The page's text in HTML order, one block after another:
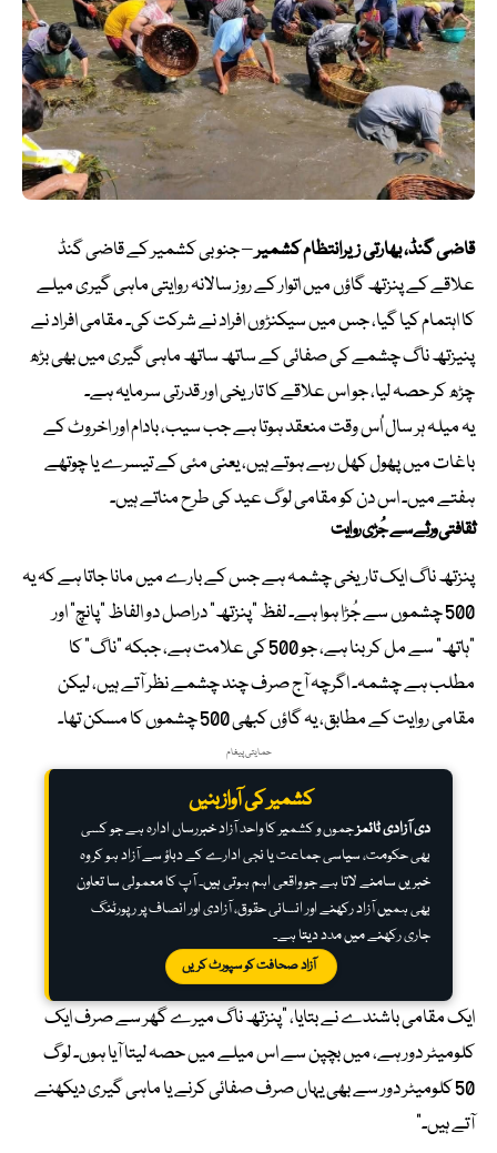
قاضی گنڈ، بھارتی زیرانتظام کشمیر– جنوبی کشمیر کے قاضی گنڈ
علاقے کے پنزتھ گاؤں میں اتوار کے روز سالانہ روایتی ماہی گیری میلے
کا اہتمام کیا گیا، جس میں سیکنڑوں افراد نے شرکت کی۔ مقامی افراد نے
پنیزتھ ناگ چشمے کی صفائی کے ساتھ ساتھ ماہی گیری میں بھی بڑھ
چڑھ کر حصہ لیا، جو اس علاقے کا تاریخی اور قدرتی سرمایہ ہے۔
یہ میلہ ہر سال اُس وقت منعقد ہوتا ہے جب سیب، بادام اور اخروٹ کے
باغات میں پھول کھل رہے ہوتے ہیں، یعنی مئی کے تیسرے یا چوتھے
ہفتے میں۔ اس دن کو مقامی لوگ عید کی طرح مناتے ہیں۔
ثقافتی ورثے سے جُڑی روایت
پنزتھ ناگ ایک تاریخی چشمہ ہے جس کے بارے میں مانا جاتا ہے کہ یہ
500 چشموں سے جُڑا ہوا ہے۔ لفظ “پنزتھ” دراصل دو الفاظ “پانچ” اور
“ہاتھ” سے مل کر بنا ہے، جو 500 کی علامت ہے، جبکہ “ناگ” کا
مطلب ہے چشمہ۔ اگرچہ آج صرف چند چشمے نظر آتے ہیں، لیکن
مقامی روایت کے مطابق، یہ گاؤں کبھی 500 چشموں کا مسکن تھا۔
حمایتی پیغام
کشمیر کی آواز بنیں
دی آزادی ٹائمزجموں و کشمیر کا واحد آزاد خبررساں ادارہ ہے جو کسی
بھی حکومت، سیاسی جماعت یا نجی ادارے کے دباؤ سے آزاد ہو کر وہ
خبریں سامنے لاتا ہے جو واقعی اہم ہوتی ہیں۔ آپ کا معمولی سا تعاون
بھی ہمیں آزاد رکھنے اور انسانی حقوق، آزادی اور انصاف پر رپورٹنگ
جاری رکھنے میں مدد دیتا ہے۔
آزاد صحافت کو سپورٹ کریں
ایک مقامی باشندے نے بتایا، “پنزتھ ناگ میرے گھر سے صرف ایک
کلومیٹر دور ہے، میں بچپن سے اس میلے میں حصہ لیتا آیا ہوں۔ لوگ
50 کلومیٹر دور سے بھی یہاں صرف صفائی کرنے یا ماہی گیری دیکھنے
آتے ہیں۔”